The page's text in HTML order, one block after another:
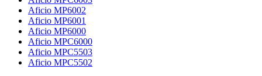
Aficio MP6002
Aficio MP6001
Aficio MP6000
Aficio MPC6000
Aficio MPC5503
Aficio MPC5502